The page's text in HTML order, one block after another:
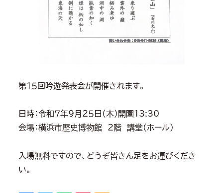
第１５回吟遊発表会が開催されます。
日時：令和７年９月２５日(木)開園13:30
会場：横浜市歴史博物館 ２階 講堂(ホール)
入場無料ですので、どうぞ皆さん足をお運びくださ
い。